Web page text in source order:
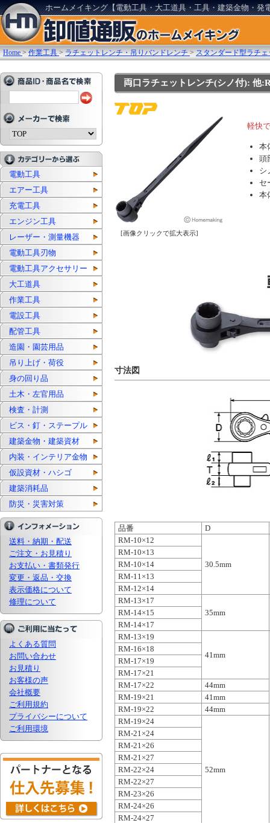
ホームメイキング【電動工具・大工道具・工具・建築金物・発
Home >作業工具 >ラチェットレンチ・吊りバンドレンチ >スタンダード型ラチ
電動工具
エアー工具
充電工具
エンジン工具
レーザー・測量機器
電動工具刃物
電動工具アクセサリー
大工道具
作業工具
電設工具
配管工具
造園・園芸用品
吊り上げ・荷役
身の回り品
土木・左官用品
検査・計測
ビス・釘・ステープル
建築金物・建築資材
内装・インテリア金物
仮設資材・ハシゴ
建築消耗品
防災・災害対策
送料・納期・配送
ご注文・お見積り
お支払い・書類発行
変更・返品・交換
表示価格について
修理について
よくある質問
お問い合わせ
お見積り
お客様の声
会社概要
ご利用規約
プライバシーについて
ご利用環境
両口ラチェットレンチ(シノ付): 他
[画像クリックで拡大表示]
軽快
本
頭
シ
セ
本
寸法図
品番
D
RM-10×12
30.5mm
RM-10×13
RM-10×14
RM-11×13
RM-12×14
RM-13×17
35mm
RM-14×15
RM-14×17
RM-13×19
41mm
RM-16×18
RM-17×19
RM-17×21
RM-17×22
44mm
RM-19×21
41mm
RM-19×22
44mm
RM-19×24
52mm
RM-21×24
RM-21×26
RM-21×27
RM-22×24
RM-22×27
RM-23×26
RM-24×26
RM-24×27